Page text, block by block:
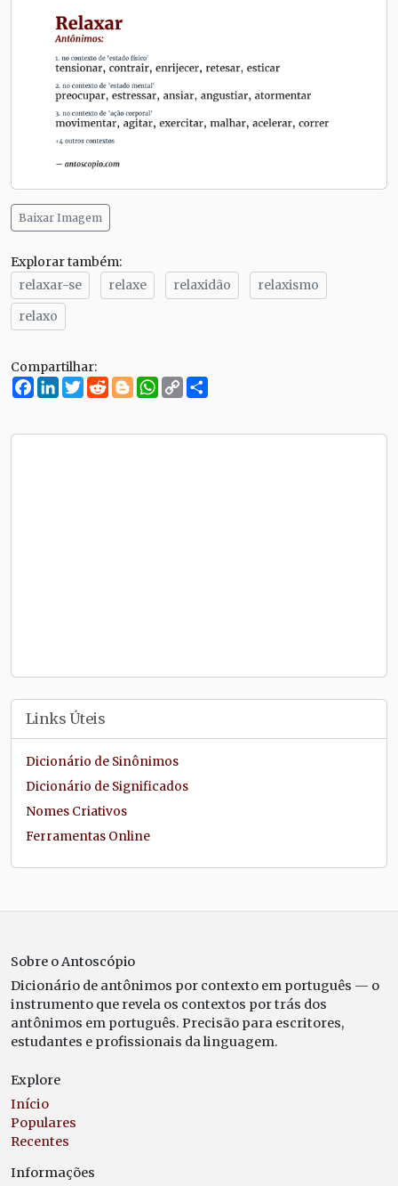
Baixar Imagem
Explorar também:
relaxar-se
relaxe relaxidão
relaxismo
relaxo
Compartilhar:
Facebook
LinkedIn
Twitter
RedditBloggerWhatsApp
Copy
Link
Links Úteis
Dicionário de Sinônimos
Dicionário de Significados
Nomes Criativos
Ferramentas Online
Sobre o Antoscópio
Dicionário de antônimos por contexto em português — o
instrumento que revela os contextos por trás dos
antônimos em português. Precisão para escritores,
estudantes e profissionais da linguagem.
Explore
Início
Populares
Recentes
Informações